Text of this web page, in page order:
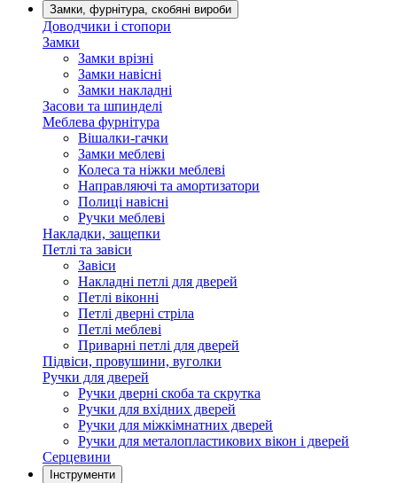
Замки, фурнітура, скобяні вироби
Доводчики і стопори
Замки
Замки врізні
Замки навісні
Замки накладні
Засови та шпинделі
Меблева фурнітура
Вішалки-гачки
Замки меблеві
Колеса та ніжки меблеві
Направляючі та амортизатори
Полиці навісні
Ручки меблеві
Накладки, защепки
Петлі та завіси
Завіси
Накладні петлі для дверей
Петлі віконні
Петлі дверні стріла
Петлі меблеві
Приварні петлі для дверей
Підвіси, провушини, вуголки
Ручки для дверей
Ручки дверні скоба та скрутка
Ручки для вхідних дверей
Ручки для міжкімнатних дверей
Ручки для металопластикових вікон і дверей
Серцевини
Інструменти